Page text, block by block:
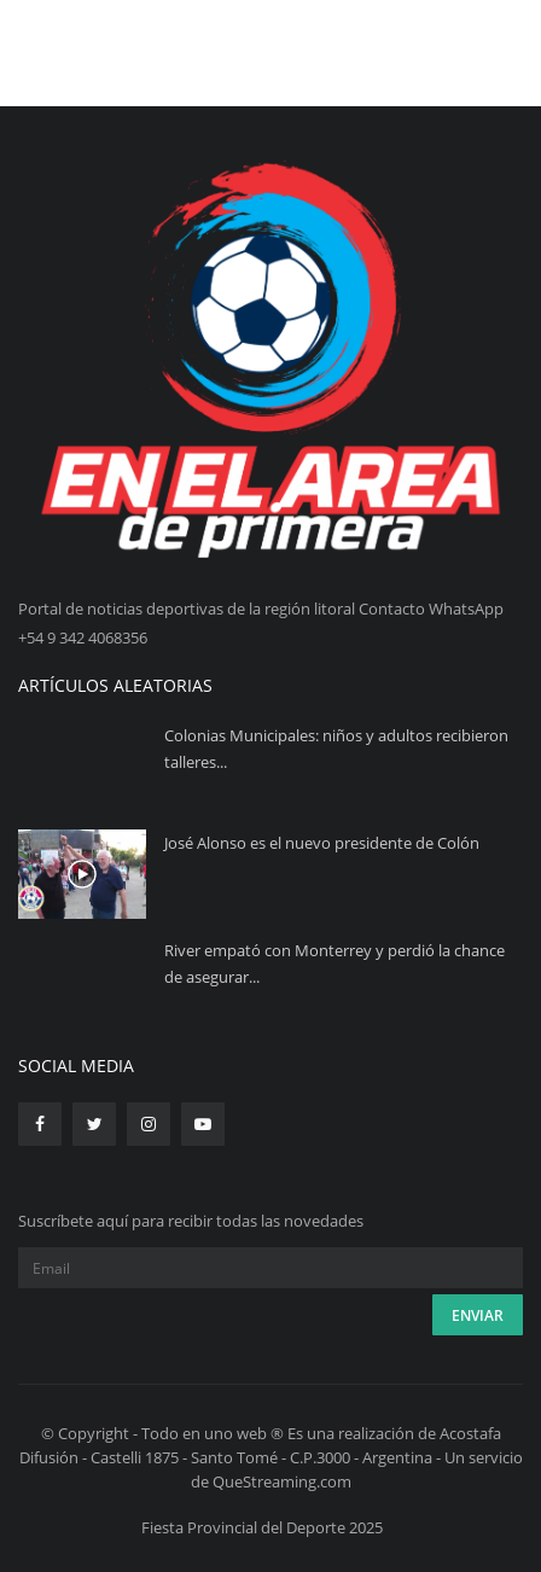
Portal de noticias deportivas de la región litoral Contacto WhatsApp
+54 9 342 4068356
ARTÍCULOS ALEATORIAS
Colonias Municipales: niños y adultos recibieron
talleres...
José Alonso es el nuevo presidente de Colón
River empató con Monterrey y perdió la chance
de asegurar...
SOCIAL MEDIA
Suscríbete aquí para recibir todas las novedades
© Copyright - Todo en uno web ® Es una realización de Acostafa
Difusión - Castelli 1875 - Santo Tomé - C.P.3000 - Argentina - Un servicio
de QueStreaming.com
Fiesta Provincial del Deporte 2025